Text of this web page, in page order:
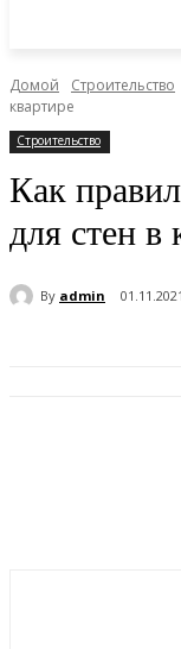
Домой Строительство
квартире
Строительство
Как
для стен в
By admin 01.11.2021